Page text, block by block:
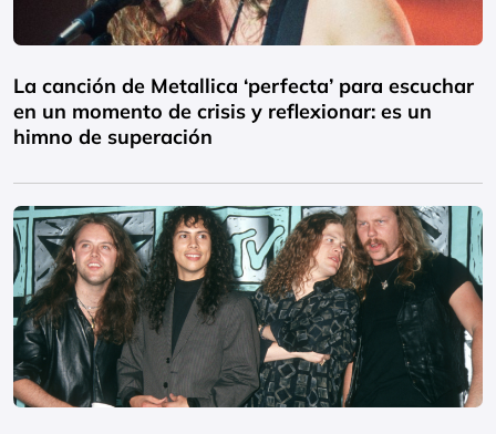
La canción de Metallica ‘perfecta’ para escuchar
en un momento de crisis y reflexionar: es un
himno de superación